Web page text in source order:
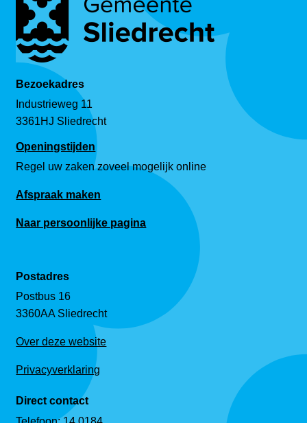
Bezoekadres
Industrieweg 11
3361HJ Sliedrecht
Openingstijden
Regel uw zaken zoveel mogelijk online
Afspraak maken
Naar persoonlijke pagina
Postadres
Postbus 16
3360AA Sliedrecht
Over deze website
Privacyverklaring
Direct contact